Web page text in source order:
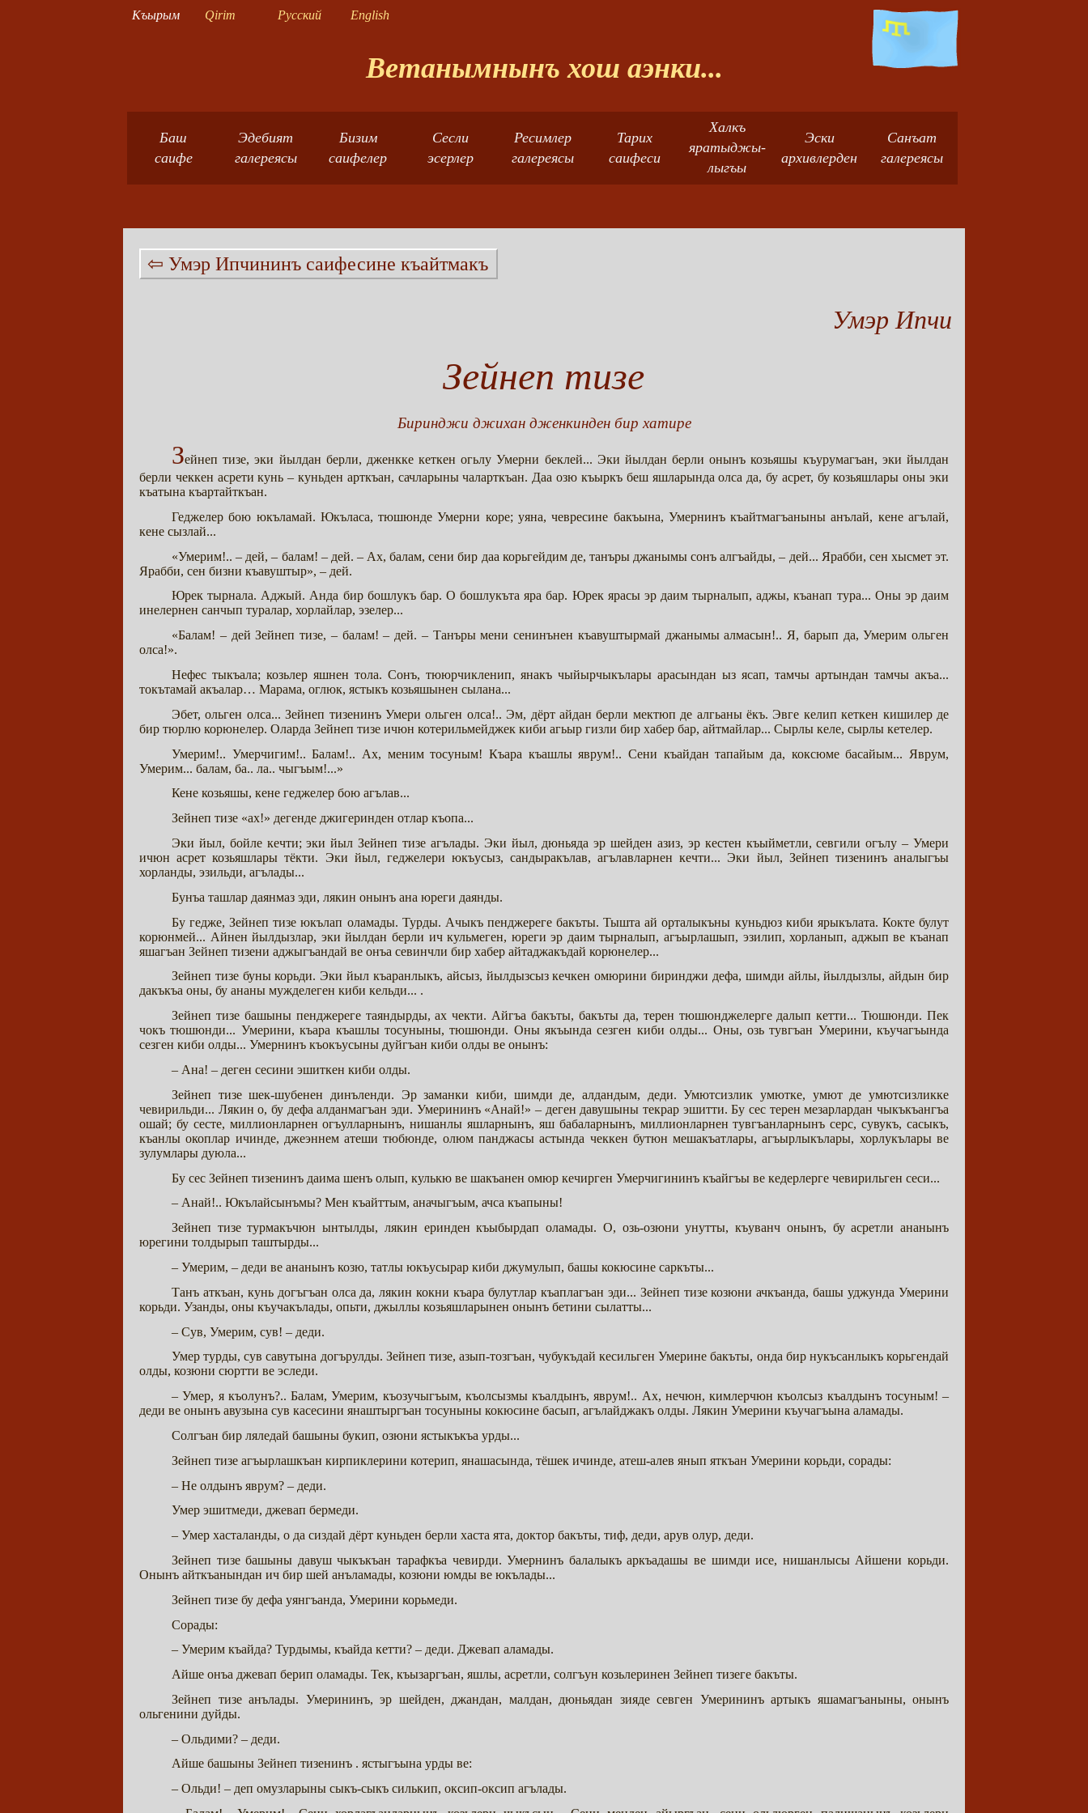
Къырым Qirim Русский English
Ветанымнынъ хош аэнки...
Баш
саифе
Эдебият
галереясы
Бизим
саифелер
Сесли
эсерлер
Ресимлер
галереясы
Тарих
саифеси
Халкъ
яратыджы-
лыгъы
Эски
архивлерден
Санъат
галереясы
⇦ Умэр Ипчининъ саифесине къайтмакъ
Умэр Ипчи
Зейнеп тизе
Биринджи джихан дженкинден бир хатире
Зейнеп тизе, эки йылдан берли, дженкке кеткен огьлу Умерни беклей... Эки йылдан берли онынъ козьяшы къурумагъан, эки йылдан
берли чеккен асрети кунь – куньден арткъан, сачларыны чаларткъан. Даа озю къыркъ беш яшларында олса да, бу асрет, бу козьяшлары оны эки
къатына къартайткъан.
Геджелер бою юкъламай. Юкъласа, тюшюнде Умерни коре; уяна, чевресине бакъына, Умернинъ къайтмагъаныны анълай, кене агълай,
кене сызлай...
«Умерим!.. – дей, – балам! – дей. – Ах, балам, сени бир даа корьгейдим де, танъры джанымы сонъ алгъайды, – дей... Ярабби, сен хысмет эт.
Ярабби, сен бизни къавуштыр», – дей.
Юрек тырнала. Аджый. Анда бир бошлукъ бар. О бошлукъта яра бар. Юрек ярасы эр даим тырналып, аджы, къанап тура... Оны эр даим
инелернен санчып туралар, хорлайлар, эзелер...
«Балам! – дей Зейнеп тизе, – балам! – дей. – Танъры мени сенинънен къавуштырмай джанымы алмасын!.. Я, барып да, Умерим ольген
олса!».
Нефес тыкъала; козьлер яшнен тола. Сонъ, тююрчикленип, янакъ чыйырчыкълары арасындан ыз ясап, тамчы артындан тамчы акъа...
токътамай акъалар… Марама, оглюк, ястыкъ козьяшынен сылана...
Эбет, ольген олса... Зейнеп тизенинъ Умери ольген олса!.. Эм, дёрт айдан берли мектюп де алгьаны ёкъ. Эвге келип кеткен кишилер де
бир тюрлю корюнелер. Оларда Зейнеп тизе ичюн котерильмейджек киби агьыр гизли бир хабер бар, айтмайлар... Сырлы келе, сырлы кетелер.
Умерим!.. Умерчигим!.. Балам!.. Ах, меним тосуным! Къара къашлы яврум!.. Сени къайдан тапайым да, коксюме басайым... Яврум,
Умерим... балам, ба.. ла.. чыгъым!...»
Кене козьяшы, кене геджелер бою агълав...
Зейнеп тизе «ах!» дегенде джигеринден отлар къопа...
Эки йыл, бойле кечти; эки йыл Зейнеп тизе агълады. Эки йыл, дюньяда эр шейден азиз, эр кестен къыйметли, севгили огълу – Умери
ичюн асрет козьяшлары тёкти. Эки йыл, геджелери юкъусыз, сандыракълав, агълавларнен кечти... Эки йыл, Зейнеп тизенинъ аналыгъы
хорланды, эзильди, агълады...
Бунъа ташлар даянмаз эди, лякин онынъ ана юреги даянды.
Бу гедже, Зейнеп тизе юкълап оламады. Турды. Ачыкъ пенджереге бакъты. Тышта ай орталыкъны куньдюз киби ярыкълата. Кокте булут
корюнмей... Айнен йылдызлар, эки йылдан берли ич кульмеген, юреги эр даим тырналып, агъырлашып, эзилип, хорланып, аджып ве къанап
яшагъан Зейнеп тизени аджыгъандай ве онъа севинчли бир хабер айтаджакъдай корюнелер...
Зейнеп тизе буны корьди. Эки йыл къаранлыкъ, айсыз, йылдызсыз кечкен омюрини биринджи дефа, шимди айлы, йылдызлы, айдын бир
дакъкъа оны, бу ананы мужделеген киби кельди... .
Зейнеп тизе башыны пенджереге таяндырды, ах чекти. Айгъа бакъты, бакъты да, терен тюшюнджелерге далып кетти... Тюшюнди. Пек
чокъ тюшюнди... Умерини, къара къашлы тосуныны, тюшюнди. Оны якъында сезген киби олды... Оны, озь тувгъан Умерини, къучагъында
сезген киби олды... Умернинъ къокъусыны дуйгъан киби олды ве онынъ:
– Ана! – деген сесини эшиткен киби олды.
Зейнеп тизе шек-шубенен динъленди. Эр заманки киби, шимди де, алдандым, деди. Умютсизлик умютке, умют де умютсизликке
чевирильди... Лякин о, бу дефа алданмагъан эди. Умерининъ «Анай!» – деген давушыны текрар эшитти. Бу сес терен мезарлардан чыкъкъангъа
ошай; бу сесте, миллионларнен огъулларнынъ, нишанлы яшларнынъ, яш бабаларнынъ, миллионларнен тувгъанларнынъ серс, сувукъ, сасыкъ,
къанлы окоплар ичинде, джеэннем атеши тюбюнде, олюм панджасы астында чеккен бутюн мешакъатлары, агъырлыкълары, хорлукълары ве
зулумлары дуюла...
Бу сес Зейнеп тизенинъ даима шенъ олып, кулькю ве шакъанен омюр кечирген Умерчигининъ къайгъы ве кедерлерге чевирильген сеси...
– Анай!.. Юкълайсынъмы? Мен къайттым, аначыгъым, ачса къапыны!
Зейнеп тизе турмакъчюн ынтылды, лякин еринден къыбырдап оламады. О, озь-озюни унутты, къуванч онынъ, бу асретли ананынъ
юрегини толдырып таштырды...
– Умерим, – деди ве ананынъ козю, татлы юкъусырар киби джумулып, башы кокюсине саркъты...
Танъ аткъан, кунь догъгъан олса да, лякин кокни къара булутлар къаплагъан эди... Зейнеп тизе козюни ачкъанда, башы уджунда Умерини
корьди. Узанды, оны къучакълады, опьти, джыллы козьяшларынен онынъ бетини сылатты...
– Сув, Умерим, сув! – деди.
Умер турды, сув савутына догърулды. Зейнеп тизе, азып-тозгъан, чубукъдай кесильген Умерине бакъты, онда бир нукъсанлыкъ корьгендай
олды, козюни сюртти ве эследи.
– Умер, я къолунъ?.. Балам, Умерим, къозучыгъым, къолсызмы къалдынъ, яврум!.. Ах, нечюн, кимлерчюн къолсыз къалдынъ тосуным! –
деди ве онынъ авузына сув касесини янаштыргъан тосуныны кокюсине басып, агълайджакъ олды. Лякин Умерини къучагъына аламады.
Солгъан бир ляледай башыны букип, озюни ястыкъкъа урды...
Зейнеп тизе агъырлашкъан кирпиклерини котерип, янашасында, тёшек ичинде, атеш-алев янып яткъан Умерини корьди, сорады:
– Не олдынъ яврум? – деди.
Умер эшитмеди, джевап бермеди.
– Умер хасталанды, о да сиздай дёрт куньден берли хаста ята, доктор бакъты, тиф, деди, арув олур, деди.
Зейнеп тизе башыны давуш чыкъкъан тарафкъа чевирди. Умернинъ балалыкъ аркъадашы ве шимди исе, нишанлысы Айшени корьди.
Онынъ айткъанындан ич бир шей анъламады, козюни юмды ве юкълады...
Зейнеп тизе бу дефа уянгъанда, Умерини корьмеди.
Сорады:
– Умерим къайда? Турдымы, къайда кетти? – деди. Джевап аламады.
Айше онъа джевап берип оламады. Тек, къызаргъан, яшлы, асретли, солгъун козьлеринен Зейнеп тизеге бакъты.
Зейнеп тизе анълады. Умерининъ, эр шейден, джандан, малдан, дюньядан зияде севген Умерининъ артыкъ яшамагъаныны, онынъ
ольгенини дуйды.
– Ольдими? – деди.
Айше башыны Зейнеп тизенинъ . ястыгъына урды ве:
– Ольди! – деп омузларыны сыкъ-сыкъ силькип, оксип-оксип агълады.